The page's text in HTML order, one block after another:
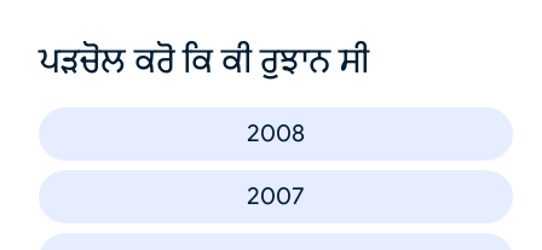
ਪੜਚੋਲ ਕਰੋ ਕਿ ਕੀ ਰੁਝਾਨ ਸੀ
2008
2007